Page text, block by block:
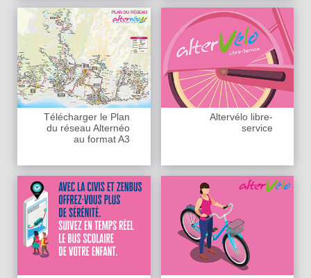
Télécharger le Plan
du réseau Alternéo
au format A3
Altervélo libre-
service